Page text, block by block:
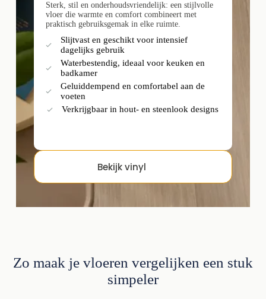
Sterk, stil en onderhoudsvriendelijk: een stijlvolle
vloer die warmte en comfort combineert met
praktisch gebruiksgemak in elke ruimte.
Slijtvast en geschikt voor intensief
dagelijks gebruik
Waterbestendig, ideaal voor keuken en
badkamer
Geluiddempend en comfortabel aan de
voeten
Verkrijgbaar in hout- en steenlook designs
Bekijk vinyl
Zo maak je vloeren vergelijken een stuk
simpeler